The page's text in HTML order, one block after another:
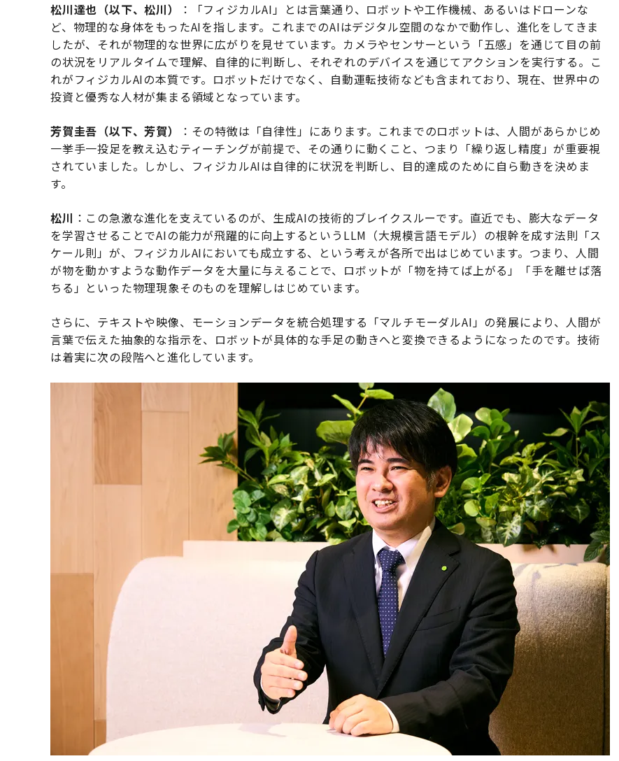
松川達也（以下、松川）
：「フィジカルAI」とは言葉通り、ロボットや工作機械、あるいはドローンな
ど、物理的な身体をもったAIを指します。これまでのAIはデジタル空間のなかで動作し、進化をしてきま
したが、それが物理的な世界に広がりを見せています。カメラやセンサーという「五感」を通じて目の前
の状況をリアルタイムで理解、自律的に判断し、それぞれのデバイスを通じてアクションを実行する。こ
れがフィジカルAIの本質です。ロボットだけでなく、自動運転技術なども含まれており、現在、世界中の
投資と優秀な人材が集まる領域となっています。
芳賀圭吾（以下、芳賀）
：その特徴は「自律性」にあります。これまでのロボットは、人間があらかじめ
一挙手一投足を教え込むティーチングが前提で、その通りに動くこと、つまり「繰り返し精度」が重要視
されていました。しかし、フィジカルAIは自律的に状況を判断し、目的達成のために自ら動きを決めま
す。
松川 ：この急激な進化を支えているのが、生成AIの技術的ブレイクスルーです。直近でも、膨大なデータ
を学習させることでAIの能力が飛躍的に向上するというLLM（大規模言語モデル）の根幹を成す法則「ス
ケール則」が、フィジカルAIにおいても成立する、という考えが各所で出はじめています。つまり、人間
が物を動かすような動作データを大量に与えることで、ロボットが「物を持てば上がる」「手を離せば落
ちる」といった物理現象そのものを理解しはじめています。
さらに、テキストや映像、モーションデータを統合処理する「マルチモーダルAI」の発展により、人間が
言葉で伝えた抽象的な指示を、ロボットが具体的な手足の動きへと変換できるようになったのです。技術
は着実に次の段階へと進化しています。